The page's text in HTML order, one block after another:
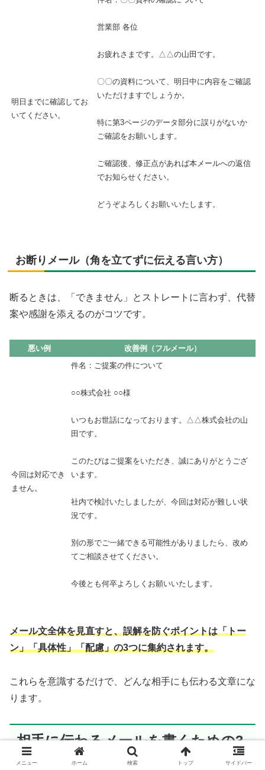
明日までに確認してお
いてください。
営業部 各位
お疲れさまです。△△の山田です。
〇〇の資料について、明日中に内容をご確認
いただけますでしょうか。
特に第3ページのデータ部分に誤りがないか
ご確認をお願いします。
ご確認後、修正点があれば本メールへの返信
でお知らせください。
どうぞよろしくお願いいたします。
お断りメール（角を立てずに伝える言い方）
断るときは、「できません」とストレートに言わず、代替
案や感謝を添えるのがコツです。
悪い例 改善例（フルメール）
今回は対応でき
ません。
件名：ご提案の件について
○○株式会社 ○○様
いつもお世話になっております。△△株式会社の山
田です。
このたびはご提案をいただき、誠にありがとうござ
います。
社内で検討いたしましたが、今回は対応が難しい状
況です。
別の形でご一緒できる可能性がありましたら、改め
てご相談させてください。
今後とも何卒よろしくお願いいたします。
メール文全体を見直すと、誤解を防ぐポイントは「トー
ン」「具体性」「配慮」の3つに集約されます。
これらを意識するだけで、どんな相手にも伝わる文章にな
ります。
相手に伝わるメールを書くための3
原則
メニュー ホーム 検索 トップ サイドバー